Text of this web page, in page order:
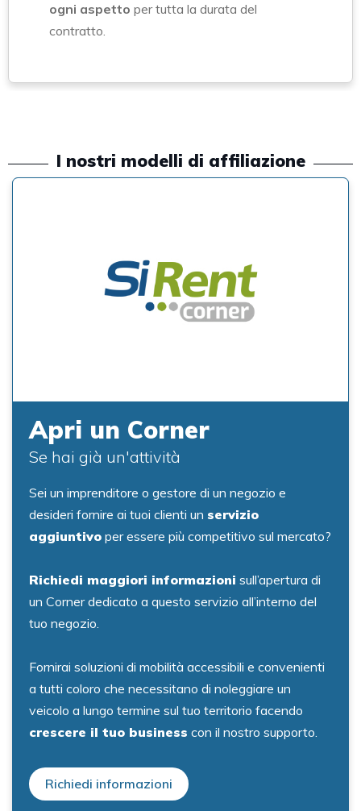
ogni aspetto per tutta la durata del
contratto.
I nostri modelli di affiliazione
Apri un Corner
Se hai già un'attività
Sei un imprenditore o gestore di un negozio e
desideri fornire ai tuoi clienti un servizio
aggiuntivo per essere più competitivo sul mercato?
Richiedi maggiori informazioni sull’apertura di
un Corner dedicato a questo servizio all’interno del
tuo negozio.
Fornirai soluzioni di mobilità accessibili e convenienti
a tutti coloro che necessitano di noleggiare un
veicolo a lungo termine sul tuo territorio facendo
crescere il tuo business con il nostro supporto.
Richiedi informazioni